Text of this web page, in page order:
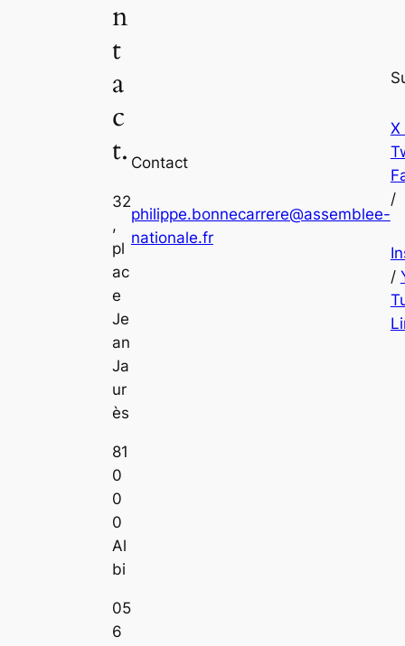
n
t
a
c
t.
32
,
pl
ac
e
Je
an
Ja
ur
ès
81
0
0
0
Al
bi
05
6
Contact
philippe.bonnecarrere@assemblee-
nationale.fr
X
/
/